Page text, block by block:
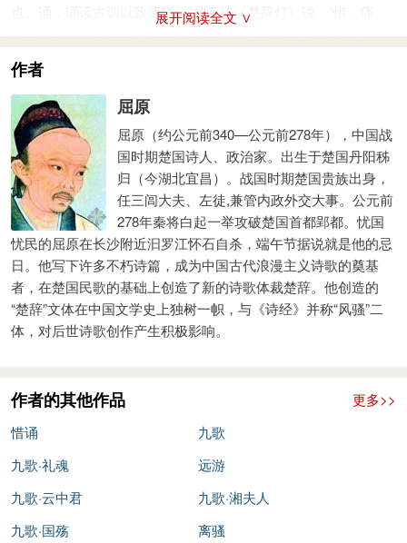
一连串的责怪，不断的诽谤啊，真使我愁肠百结不平难消！
心情郁郁难以倾诉啊，君王受蒙蔽忠心难剖。
白：一本“白”下有“也”字。
心郁邑余侘(chà) 傺(chì)兮，又莫察余之中情。
心头愁闷失意潦倒啊，又有谁理解我心头的苦恼。
郁邑：郁闷不快的样子。侘傺：失意的样子。
固烦言不可结而诒兮，愿陈志而无路。
本来有说不完的话却无法投寄啊，我愿陈述心志却无路使君王知
晓。
退静默而莫余知兮，进号呼又莫吾闻。
号？
申侘傺之烦惑兮，中闷瞀
一再的失意使我心烦意乱啊，满怀的愁绪呵，难写难描。
瞀：心绪烦乱。忳忳：愁闷的样子。
昔余梦登天兮，魂中道而无杭。
从前我曾梦中飞游苍天啊，魂悠悠中途遇河却无渡船。
众人害怕你，不与你同心同德， 为什么会和你做伴？
晋国的申生是个孝子啊， 父亲把他逼死就是听信了谗言。
鲧为人刚直不活转， 他的功业因此不得实现。”
我听说尽忠君王容易与人结怨， 对此我毫不在意以为是夸大。
手臂多次折伤的人可能成良医， 如今我才明白这话一点儿不差。
如今这个世道，天上利箭横飞， 地上张罗设网。
处处暗设机关陷害君王， 哪里有我立足容身的地方。
我徘徊不去以求留在君王身旁啊， 又怕更大的祸患落在头上。
我想抽身远走高飞啊， 又怕君王诬我说：“你背叛我，要去什么
地方？”
想放弃正路像小人那样乱窜啊， 可我一向心坚志专又不忍心。
我的前胸和后背就像裂开一样啊， 我心头郁闷难舒，绞痛难忍。
再播种下江离栽上菊花啊， 待到春天做成干粮芬芳。
唯恐我的真情得不到表达啊， 所以三番五次表明衷肠。
惜诵：惜，痛也。诵：论，犹进谏。
致愍（mǐn）：招致祸患。
也。诵，诵读古训以致谏也。”林云铭《楚辞灯》说：“惜，痛
诵。”“言痛己因进谏而遇罚，自致其忧也。”蒋骥《山带阁注楚
辞》说：“惜，痛也。诵，公言之也。”戴震《屈原赋注》说：“诵
者，言前事之称。惜诵，悼惜而诵言之也。”姜亮夫《屈原赋校
注》赞同林云铭的说法。游国恩《楚辞论文集》则认为“《惜
诵》是喜欢谏诤的意思”，释“惜”为爱好，以“诵”为谏诤。自王逸
以来的各家说法，都有一定的合理的成分。按此篇与《离骚》意
旨相近，当是受谗被疏之后的作品。因此，篇名之“惜”字以戴震
的解释为近，而“诵”字，则以林云铭等人的说法为好，合起来解
释，“惜诵”就是以痛惜的心情，来称述自己因直言进谏而遭谗被
疏之事。
全篇可划分为五段。从开头至“命咎繇使听直”为第一段，讲
说自己不忠于楚国及其国君，楚王乃发雷霆之怒，疏远了屈原，
直的法官，组成一个公正的法庭，来听取自己的申诉，并作出公
正的评判。
接下来是申诉的开始，从“竭忠诚以事君兮”至“有招祸之道
展开阅读全文 ∨
作者
屈原
屈原（约公元前340—公元前278年），中国战
国时期楚国诗人、政治家。出生于楚国丹阳秭
归（今湖北宜昌）。战国时期楚国贵族出身，
任三闾大夫、左徒,兼管内政外交大事。公元前
278年秦将白起一举攻破楚国首都郢都。忧国
忧民的屈原在长沙附近汩罗江怀石自杀，端午节据说就是他的忌
日。他写下许多不朽诗篇，成为中国古代浪漫主义诗歌的奠基
者，在楚国民歌的基础上创造了新的诗歌体裁楚辞。他创造的
“楚辞”文体在中国文学史上独树一帜，与《诗经》并称“风骚”二
体，对后世诗歌创作产生积极影响。
作者的其他作品
更多>>
惜诵
九歌
九歌·礼魂
远游
九歌·云中君
九歌·湘夫人
九歌·国殇
离骚